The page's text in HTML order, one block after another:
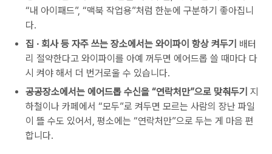
“내 아이패드”, “맥북 작업용”처럼 한눈에 구분하기 좋아집니
다.
집 · 회사 등 자주 쓰는 장소에서는 와이파이 항상 켜두기 배터
리 절약한다고 와이파이를 아예 꺼두면 에어드롭 쓸 때마다 다
시 켜야 해서 더 번거로울 수 있습니다.
공공장소에서는 에어드롭 수신을 “연락처만”으로 맞춰두기 지
하철이나 카페에서 “모두”로 켜두면 모르는 사람의 장난 파일
이 뜰 수도 있어서, 평소에는 “연락처만”으로 두는 게 마음 편
합니다.